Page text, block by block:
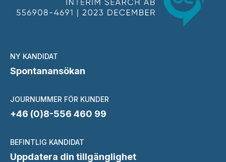
NY KANDIDAT
Spontanansökan
JOURNUMMER FÖR KUNDER
+46 (0)8-556 460 99
BEFINTLIG KANDIDAT
Uppdatera din tillgänglighet